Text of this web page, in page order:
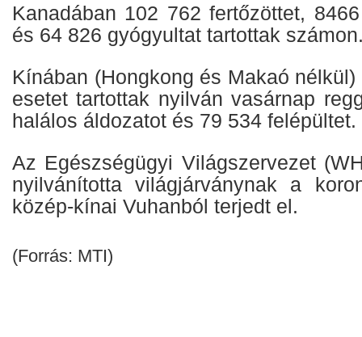
Kanadában 102 762 fertőzöttet,
és 64 826 gyógyultat tartottak
Kínában (Hongkong és Makaó
esetet tartottak nyilván vasárnap
halálos áldozatot és 79 534 felépültet.
Az Egészségügyi Világszervezet
nyilvánította világjárványnak a
közép-kínai Vuhanból terjedt el.
(Forrás: MTI)